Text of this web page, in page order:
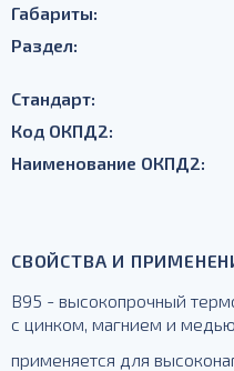
Габариты:
Раздел:
Стандарт:
Код ОКПД2:
Наименование ОКПД2:
СВОЙСТВА И
В95 - высокопрочный
с цинком, магнием и
применяется для